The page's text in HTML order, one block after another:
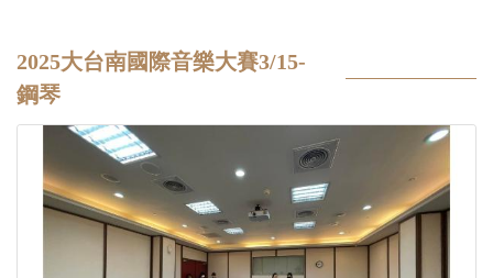
2025大台南國際音樂大賽3/15-
鋼琴